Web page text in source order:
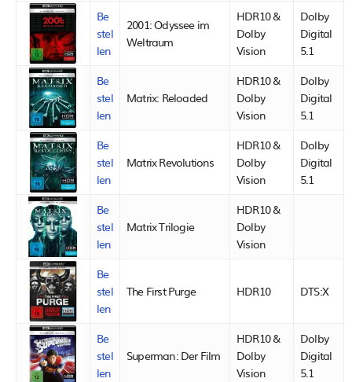
Be
stel
len
2001: Odyssee im
Weltraum
HDR10 &
Dolby
Vision
Dolby
Digital
5.1
Be
stel
len
Matrix: Reloaded
HDR10 &
Dolby
Vision
Dolby
Digital
5.1
Be
stel
len
Matrix Revolutions
HDR10 &
Dolby
Vision
Dolby
Digital
5.1
Be
stel
len
Matrix Trilogie
HDR10 &
Dolby
Vision
Be
stel
len
The First Purge HDR10 DTS:X
Be
stel
len
Superman: Der Film
HDR10 &
Dolby
Vision
Dolby
Digital
5.1